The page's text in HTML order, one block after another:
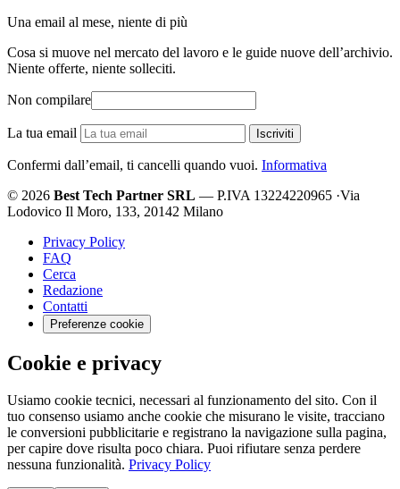
Una email al mese, niente di più
Cosa si muove nel mercato del lavoro e le guide nuove dell’archivio.
Niente offerte, niente solleciti.
Non compilare
La tua email Iscriviti
Confermi dall’email, ti cancelli quando vuoi. Informativa
© 2026 Best Tech Partner SRL — P.IVA 13224220965 ·Via
Lodovico Il Moro, 133, 20142 Milano
Privacy Policy
FAQ
Cerca
Redazione
Contatti
Preferenze cookie
Cookie e privacy
Usiamo cookie tecnici, necessari al funzionamento del sito. Con il
tuo consenso usiamo anche cookie che misurano le visite, tracciano
le conversioni pubblicitarie e registrano la navigazione sulla pagina,
per capire dove risulta poco chiara. Puoi rifiutare senza perdere
nessuna funzionalità. Privacy Policy